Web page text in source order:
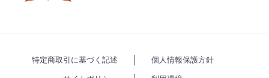
特定商取引に基づく記述 個人情報保護方針